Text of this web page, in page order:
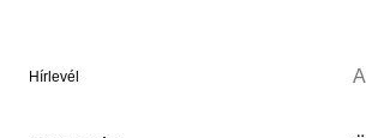
Hírlevél